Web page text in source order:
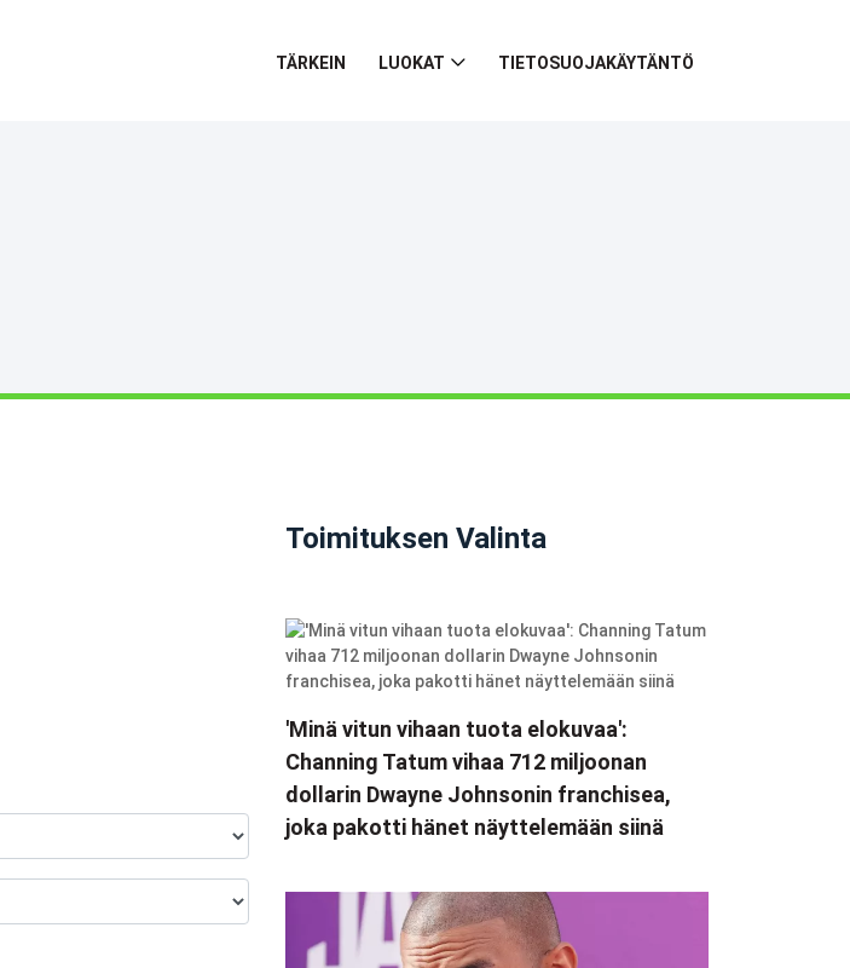
TÄRKEIN LUOKAT TIETOSUOJAKÄYTÄNTÖ
Toimituksen Valinta
'Minä vitun vihaan tuota elokuvaa':
Channing Tatum vihaa 712 miljoonan
dollarin Dwayne Johnsonin franchisea,
joka pakotti hänet näyttelemään siinä